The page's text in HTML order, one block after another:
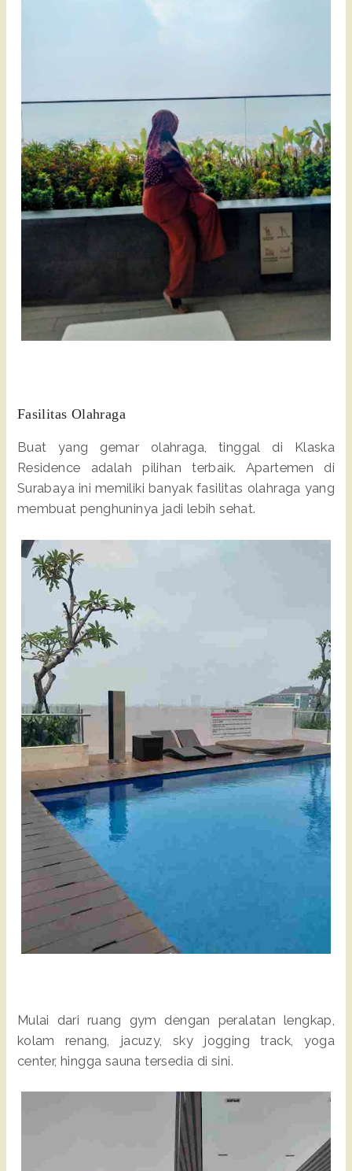
Fasilitas Olahraga
Buat yang gemar olahraga, tinggal di Klaska
Residence adalah pilihan terbaik. Apartemen di
Surabaya ini memiliki banyak fasilitas olahraga yang
membuat penghuninya jadi lebih sehat.
Mulai dari ruang gym dengan peralatan lengkap,
kolam renang, jacuzy, sky jogging track, yoga
center, hingga sauna tersedia di sini.